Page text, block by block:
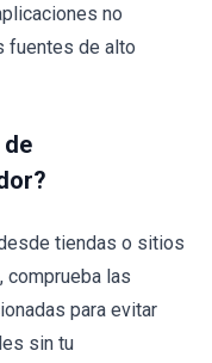
no
fuentes de alto
tiendas o sitios
comprueba las
para evitar
sin tu